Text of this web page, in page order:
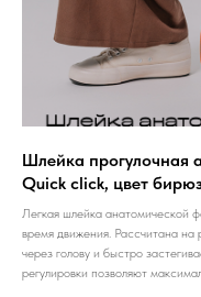
Шлейка прогулочная
Quick click, цвет
Легкая шлейка анатомической
время движения. Рассчитана на
через голову и быстро
регулировки позволяют